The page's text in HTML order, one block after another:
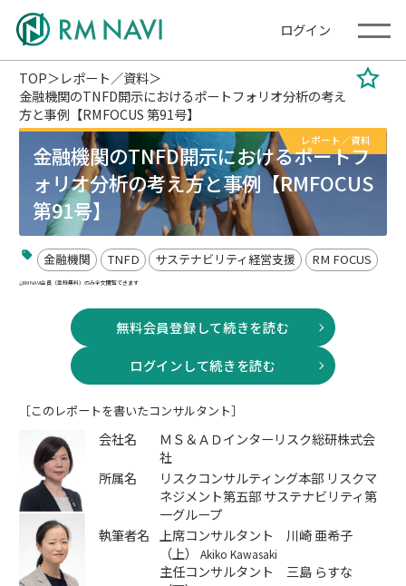
ログイン
TOP
レポート／資料
金融機関のTNFD開示におけるポートフォリオ分析の考え
方と事例【RMFOCUS 第91号】
レポート／資料
金融機関のTNFD開示におけるポートフ
ォリオ分析の考え方と事例【RMFOCUS
第91号】
金融機関 TNFD サステナビリティ経営支援 RM FOCUS
RM NAVI会員（登録無料）のみ全文閲覧できます
無料会員登録して続きを読む
ログインして続きを読む
［このレポートを書いたコンサルタント］
会社名
ＭＳ＆ＡＤインターリスク総研株式会
社
所属名
リスクコンサルティング本部 リスクマ
ネジメント第五部 サステナビリティ第
一グループ
執筆者名
上席コンサルタント 川崎 亜希子
（上）
Akiko Kawasaki
主任コンサルタント 三島 らすな